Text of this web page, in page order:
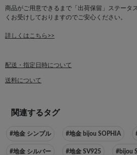
商品がご用意できるまで「出荷保留」ステータ
くお受けしておりますのでご安心ください。
詳しくはこちら>>
配送・指定日時について
送料について
関連するタグ
#地金 シンプル #地金 bijou SOPHIA
#地金 シルバー #地金 SV925 #bijou